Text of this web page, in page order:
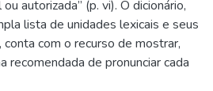
autorizada” (p. vi). O dicionário,
lista de unidades lexicais e seus
com o recurso de mostrar,
recomendada de pronunciar cada